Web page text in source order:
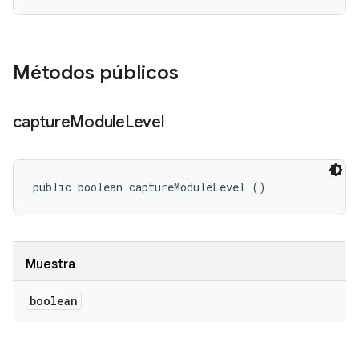
Métodos públicos
captureModuleLevel
public boolean captureModuleLevel ()
Muestra
boolean